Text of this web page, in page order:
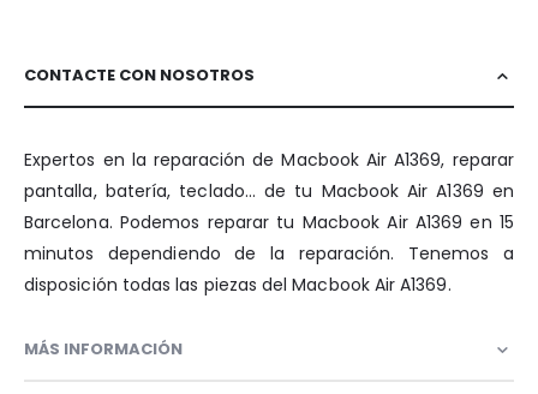
CONTACTE CON NOSOTROS
Expertos en la reparación de Macbook Air A1369, reparar
pantalla, batería, teclado... de tu Macbook Air A1369 en
Barcelona. Podemos reparar tu Macbook Air A1369 en 15
minutos dependiendo de la reparación. Tenemos a
disposición todas las piezas del Macbook Air A1369.
MÁS INFORMACIÓN